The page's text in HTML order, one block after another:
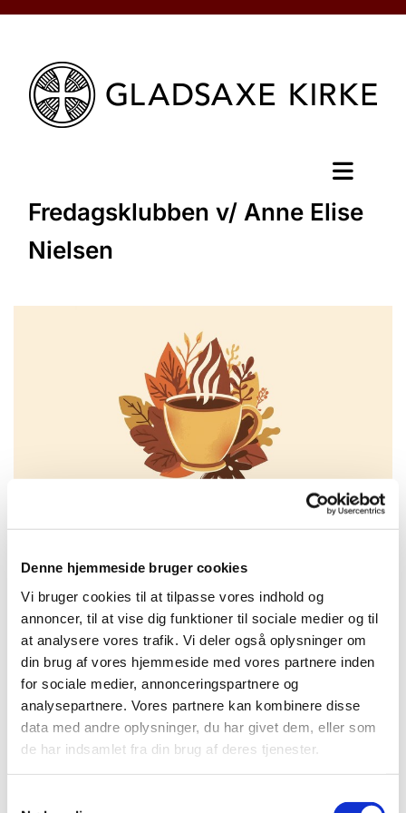
Denne hjemmeside bruger cookies
Vi bruger cookies til at tilpasse vores indhold og
annoncer, til at vise dig funktioner til sociale medier og til
at analysere vores trafik. Vi deler også oplysninger om
din brug af vores hjemmeside med vores partnere inden
for sociale medier, annonceringspartnere og
analysepartnere. Vores partnere kan kombinere disse
data med andre oplysninger, du har givet dem, eller som
de har indsamlet fra din brug af deres tjenester.
Fredagsklubben v/ Anne Elise
Nielsen
Fredag 27. november 2026, kl. 13:00
Laden, Provst Bentzons Vej 1, 2860
Søborg